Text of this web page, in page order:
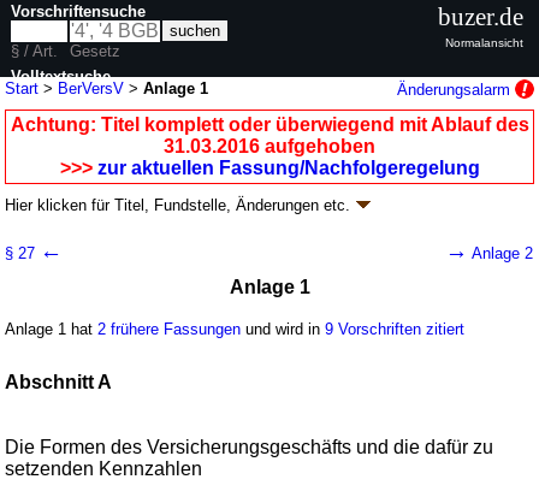
Start > BerVersV >Anlage 1 Änderungsalarm
Achtung: Titel komplett oder überwiegend mit Ablauf des
31.03.2016 aufgehoben
>>> zur aktuellen Fassung/Nachfolgeregelung
Hier klicken fürTitel, Fundstelle, Änderungen etc.
Verordnung (BerVersV)
( Nr. 16); aufgehoben durch
Geltung ab 12.04.2006; FNA: 7631-1-37Versicherungsaufsichtsrecht
Anlagen
§ 27 ← → Anlage 2
Anlage 1
Anlage 1 hat 2 frühere Fassungen und wird in9 Vorschriften zitiert
Abschnitt A
Die Formen des Versicherungsgeschäfts und die dafür zu
setzenden Kennzahlen
Vorschriftensuche
§ / Art.
Gesetz
Volltextsuche
nur in BerVersV
buzer.de
Normalansicht